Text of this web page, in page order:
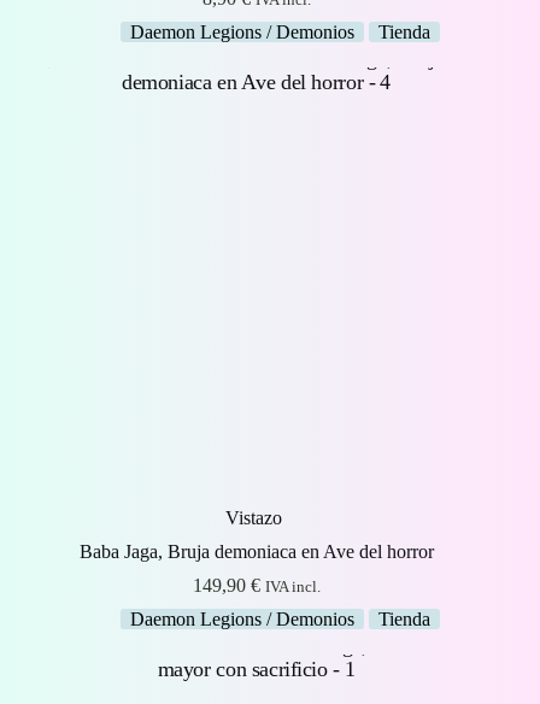
Daemon Legions / Demonios Tienda
Vistazo
Baba Jaga, Bruja demoniaca en Ave del horror
149,90 € IVA incl.
Daemon Legions / Demonios Tienda